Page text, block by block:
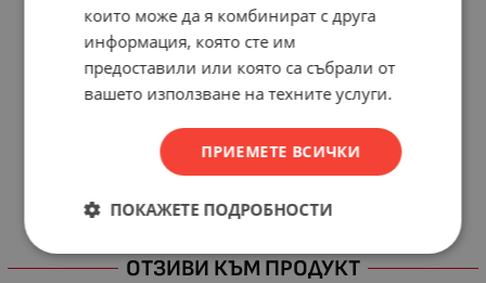
ОТЗИВИ КЪМ ПРОДУКТ
които може да я комбинират с друга
информация, която сте им
предоставили или която са събрали от
вашето използване на техните услуги.
ПРИЕМЕТЕ ВСИЧКИ
ПОКАЖЕТЕ ПОДРОБНОСТИ